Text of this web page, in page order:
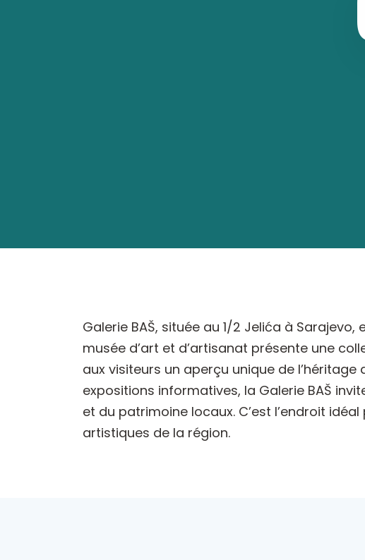
Galerie BAŠ, située au 1/2 Jelića à
musée d’art et d’artisanat présente une
aux visiteurs un aperçu unique de
expositions informatives, la Galerie BAŠ
et du patrimoine locaux. C’est l’endroit
artistiques de la région.